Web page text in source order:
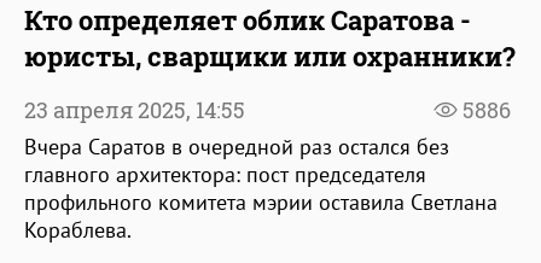
Кто определяет облик Саратова -
юристы, сварщики или охранники?
5886
23 апреля 2025, 14:55
Вчера Саратов в очередной раз остался без
главного архитектора: пост председателя
профильного комитета мэрии оставила Светлана
Кораблева.